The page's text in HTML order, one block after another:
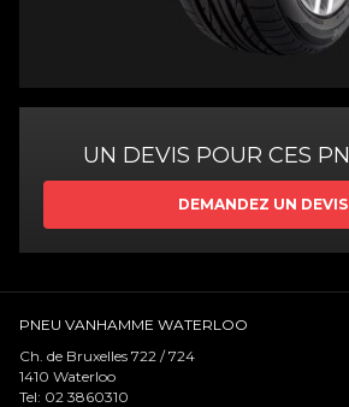
UN DEVIS POUR CES
DEMANDEZ UN DEVIS
PNEU VANHAMME WATERLOO
Ch. de Bruxelles 722 / 724
1410 Waterloo
Tel: 02 3860310